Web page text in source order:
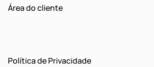
Área do cliente
Política de Privacidade